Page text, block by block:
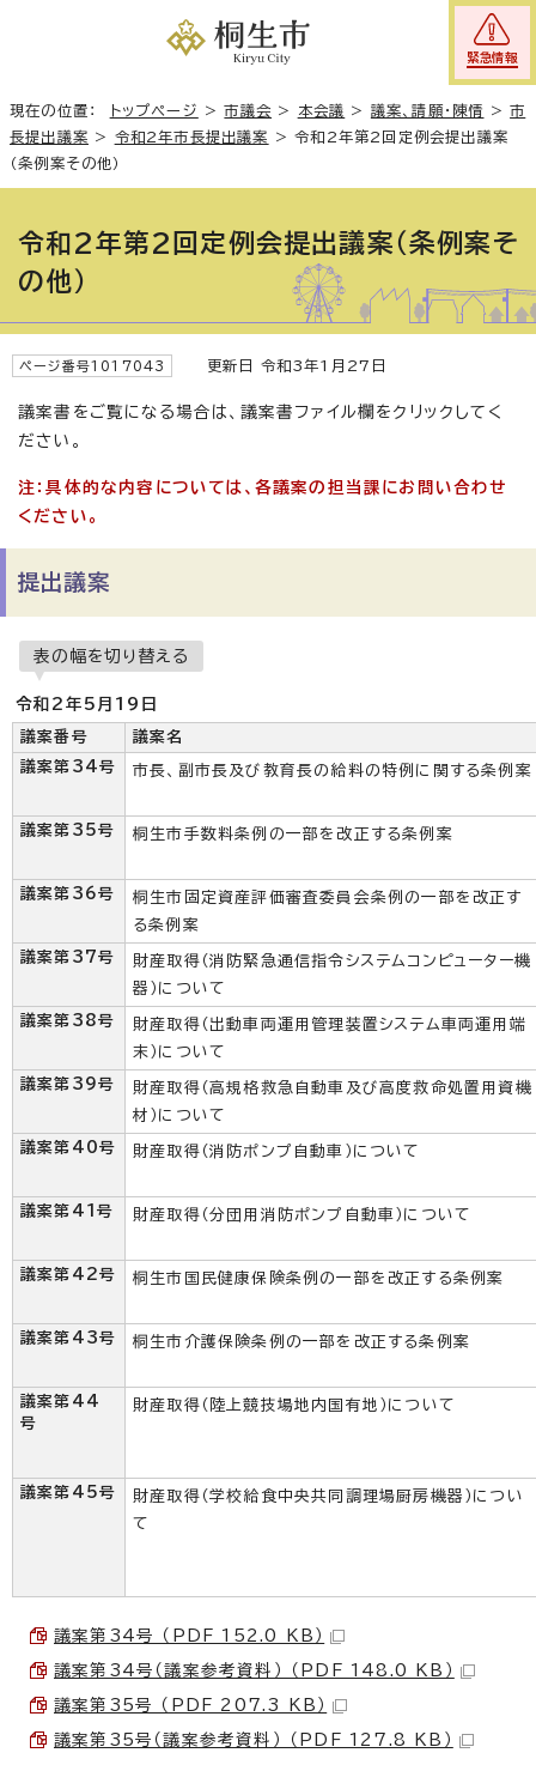
緊急情報
現在の位置： トップページ >市議会 > 本会議 > 議案、請願・陳情 >市
長提出議案 > 令和2年市長提出議案 >令和2年第2回定例会提出議案
（条例案その他）
令和2年第2回定例会提出議案（条例案そ
の他）
ページ番号1017043 更新日 令和3年1月27日
議案書をご覧になる場合は、議案書ファイル欄をクリックしてく
ださい。
注：具体的な内容については、各議案の担当課にお問い合わせ
ください。
提出議案
表の幅を切り替える
令和2年5月19日
議案番号
議案名
議案第34号
市長、副市長及び教育長の給料の特例に関する条例案
議案第35号 桐生市手数料条例の一部を改正する条例案
議案第36号
桐生市固定資産評価審査委員会条例の一部を改正す
る条例案
議案第37号
財産取得（消防緊急通信指令システムコンピューター機
器）について
議案第38号
財産取得（出動車両運用管理装置システム車両運用端
末）について
議案第39号
財産取得（高規格救急自動車及び高度救命処置用資機
材）について
議案第40号 財産取得（消防ポンプ自動車）について
議案第41号 財産取得（分団用消防ポンプ自動車）について
議案第42号 桐生市国民健康保険条例の一部を改正する条例案
議案第43号 桐生市介護保険条例の一部を改正する条例案
議案第44
号
財産取得（陸上競技場地内国有地）について
議案第45号
財産取得（学校給食中央共同調理場厨房機器）につい
て
議案第34号 （PDF 152.0 KB）
議案第34号（議案参考資料） （PDF 148.0 KB）
議案第35号 （PDF 207.3 KB）
議案第35号（議案参考資料） （PDF 127.8 KB）